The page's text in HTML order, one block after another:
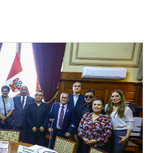
respecto a la atribución del
E IMAGEN